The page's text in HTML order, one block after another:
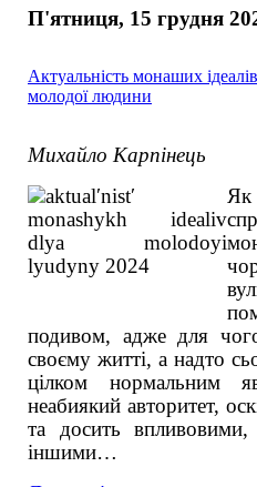
П'ятниця, 15 грудня
Актуальність монаших
молодої людини
Михайло Карпінець
подивом, адже для
своєму житті, а надто
цілком нормальним
неабиякий авторитет,
та досить
іншими…